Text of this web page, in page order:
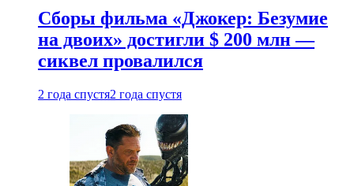
Сборы фильма «Джокер: Безумие
на двоих» достигли $ 200 млн —
сиквел провалился
2 года спустя2 года спустя